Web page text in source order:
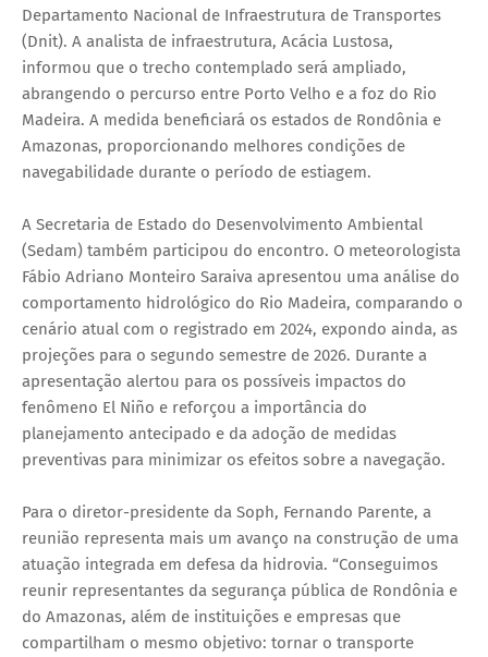
Departamento Nacional de Infraestrutura de Transportes
(Dnit). A analista de infraestrutura, Acácia Lustosa,
informou que o trecho contemplado será ampliado,
abrangendo o percurso entre Porto Velho e a foz do Rio
Madeira. A medida beneficiará os estados de Rondônia e
Amazonas, proporcionando melhores condições de
navegabilidade durante o período de estiagem.
A Secretaria de Estado do Desenvolvimento Ambiental
(Sedam) também participou do encontro. O meteorologista
Fábio Adriano Monteiro Saraiva apresentou uma análise do
comportamento hidrológico do Rio Madeira, comparando o
cenário atual com o registrado em 2024, expondo ainda, as
projeções para o segundo semestre de 2026. Durante a
apresentação alertou para os possíveis impactos do
fenômeno El Niño e reforçou a importância do
planejamento antecipado e da adoção de medidas
preventivas para minimizar os efeitos sobre a navegação.
Para o diretor-presidente da Soph, Fernando Parente, a
reunião representa mais um avanço na construção de uma
atuação integrada em defesa da hidrovia. “Conseguimos
reunir representantes da segurança pública de Rondônia e
do Amazonas, além de instituições e empresas que
compartilham o mesmo objetivo: tornar o transporte